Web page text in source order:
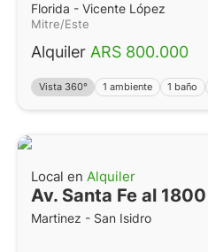
Florida - Vicente López
Mitre/Este
Alquiler ARS 800.000
Vista 360° 1 ambiente 1 baño
Local en Alquiler
Av. Santa Fe al 1800
Martinez - San Isidro